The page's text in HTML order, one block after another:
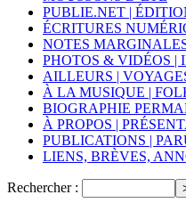
PUBLIE.NET |
ÉCRITURES
NOTES
PHOTOS & VIDÉOS |
AILLEURS |
À LA MUSIQUE |
BIOGRAPHIE
À PROPOS |
PUBLICATIONS |
LIENS, BRÈVES,
Rechercher :